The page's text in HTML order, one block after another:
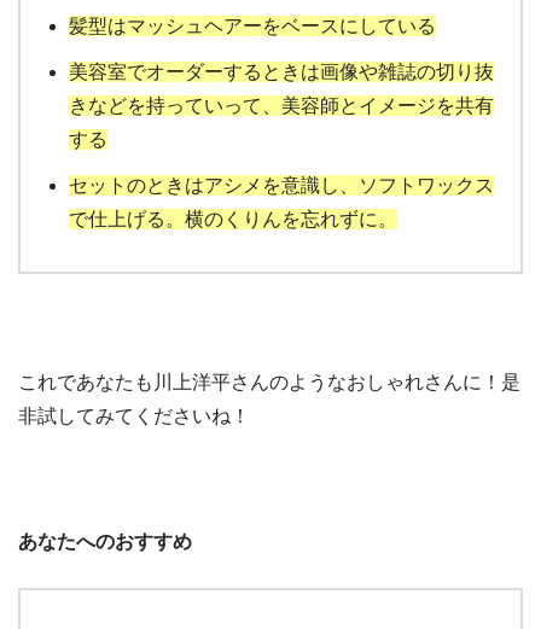
髪型はマッシュヘアーをベースにしている
美容室でオーダーするときは画像や雑誌の切り抜
きなどを持っていって、美容師とイメージを共有
する
セットのときはアシメを意識し、ソフトワックス
で仕上げる。横のくりんを忘れずに。
これであなたも川上洋平さんのようなおしゃれさんに！是
非試してみてくださいね！
あなたへのおすすめ